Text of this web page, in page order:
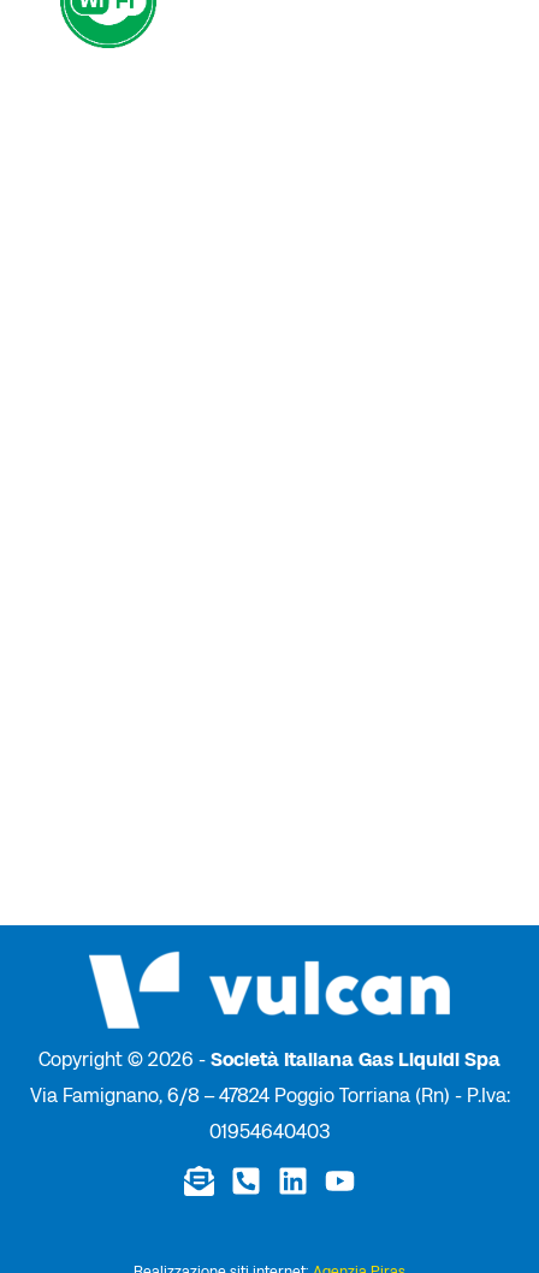
Copyright © 2026 - Società Italiana Gas Liquidi Spa
Via Famignano, 6/8 – 47824 Poggio Torriana (Rn) - P.Iva:
01954640403